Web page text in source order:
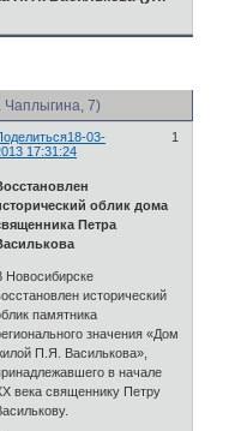
Чаплыгина, 7)
1
18-03-
17:31:24
облик дома
Петра
Новосибирске
исторический
памятника
значения «Дом
П.Я. Василькова»,
в начале
века священнику Петру